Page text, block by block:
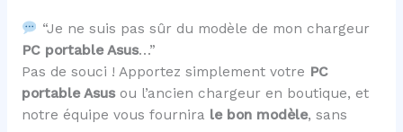
“Je ne suis pas sûr du modèle de mon chargeur
PC portable Asus…”
Pas de souci ! Apportez simplement votre PC
portable Asus ou l’ancien chargeur en boutique, et
notre équipe vous fournira le bon modèle, sans